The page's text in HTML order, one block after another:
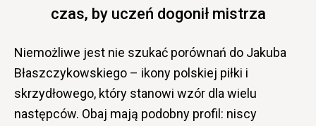
czas, by uczeń dogonił mistrza
Niemożliwe jest nie szukać porównań do Jakuba
Błaszczykowskiego – ikony polskiej piłki i
skrzydłowego, który stanowi wzór dla wielu
następców. Obaj mają podobny profil: niscy